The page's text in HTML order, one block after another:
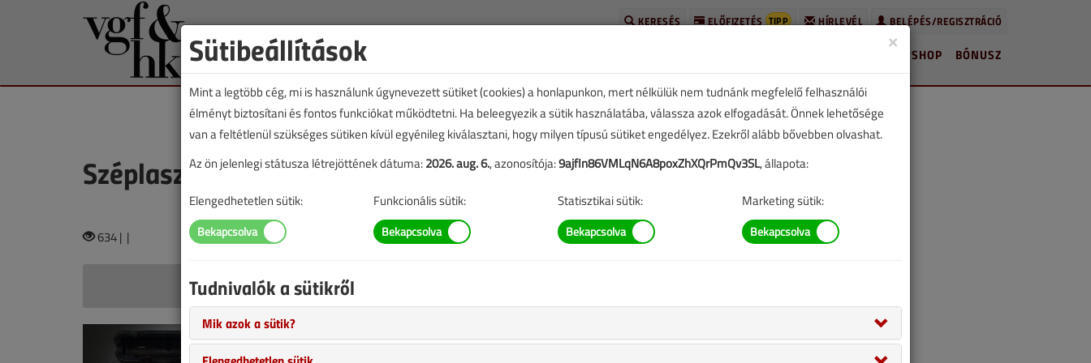
BELÉPÉS/REGISZTRÁCIÓ
HÍRLEVÉL
ELŐFIZETÉS TIPP
KERESÉS
BÓNUSZ
SHOP
Széplasz Szilárd
634 | |
Széplasz Szilárd cikkei
Iszapleválasztóval kombinált hidraulikus váltó
×
Sütibeállítások
Mint a legtöbb cég, mi is használunk úgynevezett sütiket (cookies) a honlapunkon, mert nélkülük nem tudnánk megfelelő felhasználói
élményt biztosítani és fontos funkciókat működtetni. Ha beleegyezik a sütik használatába, válassza azok elfogadását. Önnek lehetősége
van a feltétlenül szükséges sütiken kívül egyénileg kiválasztani, hogy milyen típusú sütiket engedélyez. Ezekről alább bővebben olvashat.
Az ön jelenlegi státusza létrejöttének dátuma:2026. aug. 6., azonosítója:9ajfIn86VMLqN6A8poxZhXQrPmQv3SL, állapota:
Elengedhetetlen sütik: Funkcionális sütik: Statisztikai sütik: Marketing sütik:
Tudnivalók a sütikről
Mik azok a sütik?